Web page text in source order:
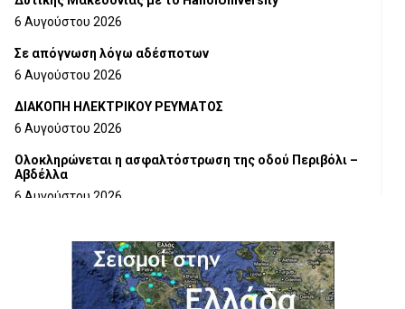
6 Αυγούστου 2026
Σε απόγνωση λόγω αδέσποτων
6 Αυγούστου 2026
ΔΙΑΚΟΠΗ ΗΛΕΚΤΡΙΚΟΥ ΡΕΥΜΑΤΟΣ
6 Αυγούστου 2026
Ολοκληρώνεται η ασφαλτόστρωση της οδού Περιβόλι –
Αβδέλλα
6 Αυγούστου 2026
5 Αυγούστου 2026
Ο ΑΝΔΡΕΑΣ ΑΣΛΑΝΙΔΗΣ ΣΥΝΕΧΙΖΕΙ ΣΤΟΝ ΠΡΩΤΕΑ
ΓΡΕΒΕΝΩΝ